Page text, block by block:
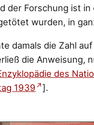
der Forschung ist
wurden, in
damals die Zahl
die Anweisung,
des
1939
].